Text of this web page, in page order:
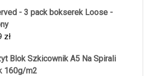
- 3 pack bokserek Loose -
zł
Blok Szkicownik A5 Na Spirali
160g/m2